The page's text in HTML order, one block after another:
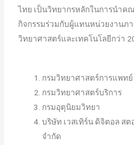
ไทย เป็นวิทยากรหลักในการนำ
กิจกรรมร่วมกับผู้แทนหน่วยงานภ
วิทยาศาสตร์และเทคโนโลยีกว่า
กรมวิทยาศาสตร์การแพทย์
กรมวิทยาศาสตร์บริการ
กรมอุตุนิยมวิทยา
บริษัท เวสเทิร์น ดิจิตอล สต
จำกัด